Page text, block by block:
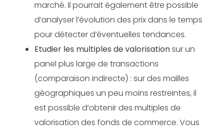
marché. Il pourrait également être possible
d’analyser l’évolution des prix dans le temps
pour détecter d’éventuelles tendances.
Etudier les multiples de valorisationsur un
panel plus large de transactions
(comparaison indirecte) : sur des mailles
géographiques un peu moins restreintes, il
est possible d’obtenir des multiples de
valorisation des fonds de commerce. Vous